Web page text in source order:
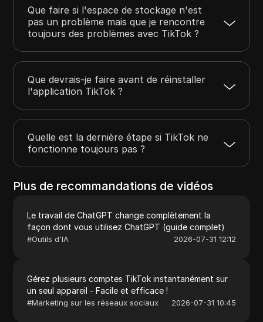
Que faire si l'espace de stockage n'est
pas un problème mais que je rencontre
toujours des problèmes avec TikTok ?
Que devrais-je faire avant de réinstaller
l'application TikTok ?
Quelle est la dernière étape si TikTok ne
fonctionne toujours pas ?
Plus de recommandations de vidéos
Le travail de ChatGPT change complètement la
façon dont vous utilisez ChatGPT (guide complet)
#Outils d'IA 2026-07-31 12:12
Gérez plusieurs comptes TikTok instantanément sur
un seul appareil - Facile et efficace !
#Marketing sur les réseaux sociaux 2026-07-31 10:45